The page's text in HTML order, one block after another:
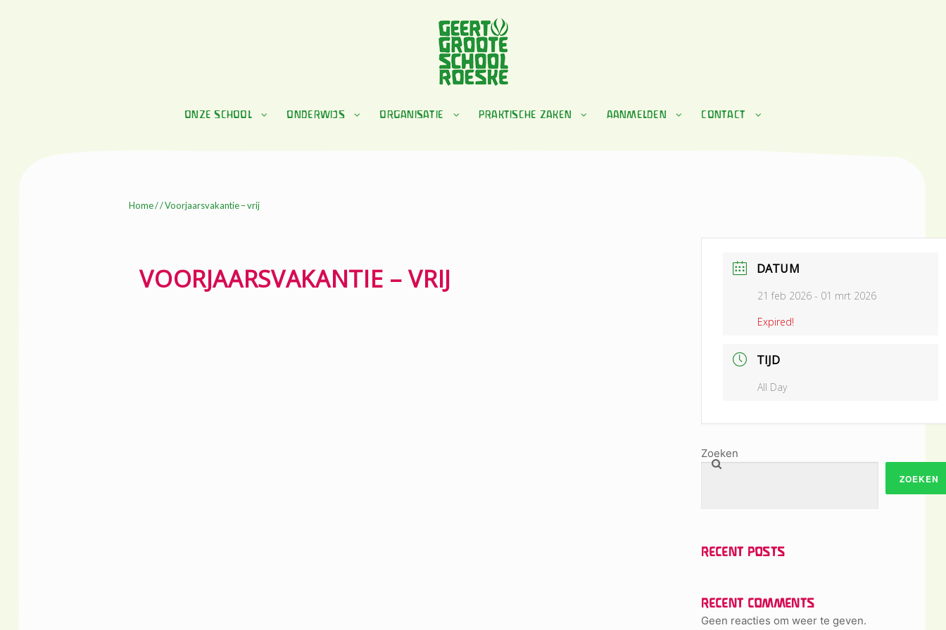
ONZE SCHOOL ONDERWIJS ORGANISATIE PRAKTISCHE ZAKEN AANMELDEN CONTACT
Home/ / Voorjaarsvakantie – vrij
VOORJAARSVAKANTIE – VRIJ DATUM
21 feb 2026- 01 mrt 2026
Expired!
TIJD
All Day
Zoeken
ZOEKEN
RECENT POSTS
RECENT COMMENTS
Geen reacties om weer te geven.